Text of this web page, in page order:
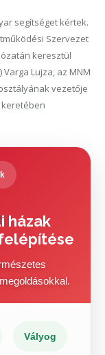
segítséget kértek.
Szervezet
keresztül
Lujza, az MNM
vezetője
keretében
házak
Vályog